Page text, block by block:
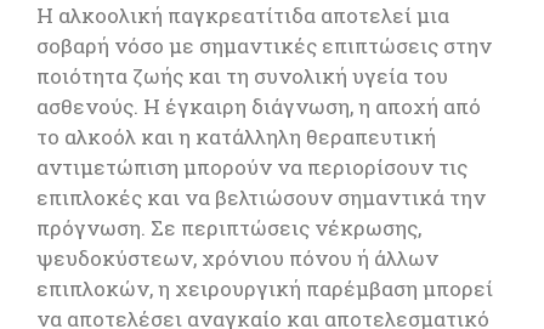
Η αλκοολική παγκρεατίτιδα αποτελεί μια
σοβαρή νόσο με σημαντικές επιπτώσεις στην
ποιότητα ζωής και τη συνολική υγεία του
ασθενούς. Η έγκαιρη διάγνωση, η αποχή από
το αλκοόλ και η κατάλληλη θεραπευτική
αντιμετώπιση μπορούν να περιορίσουν τις
επιπλοκές και να βελτιώσουν σημαντικά την
πρόγνωση. Σε περιπτώσεις νέκρωσης,
ψευδοκύστεων, χρόνιου πόνου ή άλλων
επιπλοκών, η χειρουργική παρέμβαση μπορεί
να αποτελέσει αναγκαίο και αποτελεσματικό